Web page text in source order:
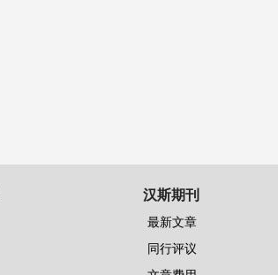
汉斯期刊
最新文章
同行评议